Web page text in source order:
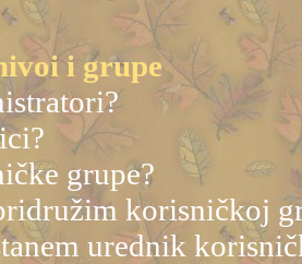
i grupe
grupe?
korisničkoj
urednik